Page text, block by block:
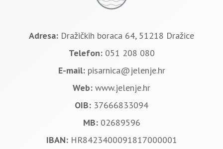
Adresa: Dražičkih boraca 64, 51218 Dražice
Telefon: 051 208 080
E-mail: pisarnica@jelenje.hr
Web: www.jelenje.hr
OIB: 37666833094
MB: 02689596
IBAN: HR8423400091817000001